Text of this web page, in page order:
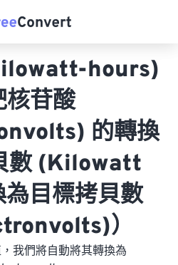
hours)
核苷酸
的轉換
數 (Kilowatt
目標拷貝數
）
我們將自動將其轉換為